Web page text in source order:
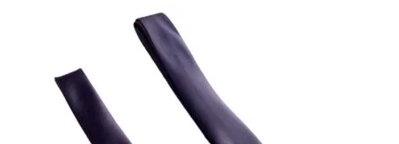
$ 85.000
hasta
$ 113.000